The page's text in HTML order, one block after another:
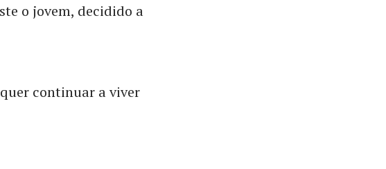
o jovem, decidido a
continuar a viver